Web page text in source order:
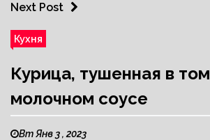
Next Post
Кухня
Курица, тушенная в
молочном соусе
Вт Янв 3 , 2023